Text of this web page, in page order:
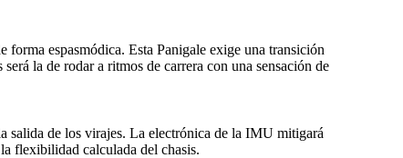
espasmódica. Esta Panigale exige una transición
la de rodar a ritmos de carrera con una sensación de
salida de los virajes. La electrónica de la IMU mitigará
flexibilidad calculada del chasis.